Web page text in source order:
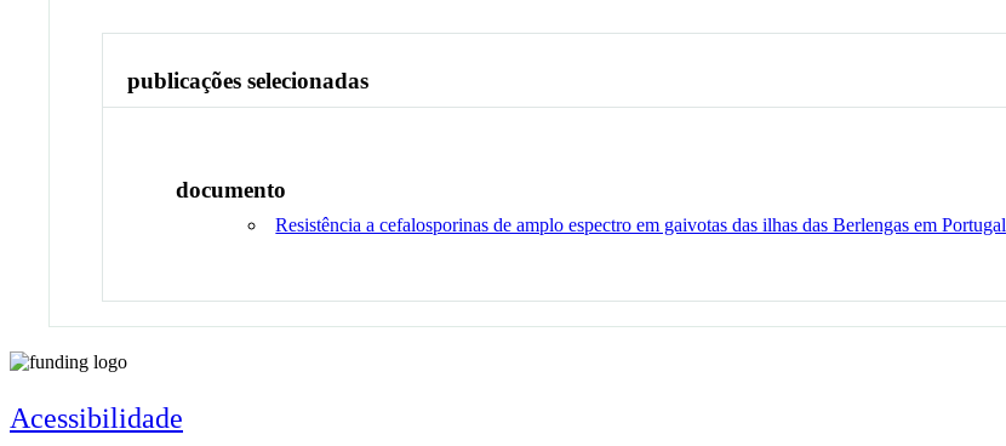
publicações selecionadas
documento
Resistência a cefalosporinas de amplo espectro em gaivotas das ilhas das Berlengas em Portugal
Acessibilidade